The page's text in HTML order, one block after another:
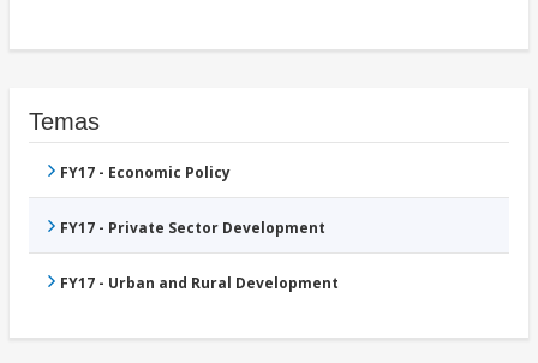
Temas
FY17 - Economic Policy
FY17 - Private Sector Development
FY17 - Urban and Rural Development